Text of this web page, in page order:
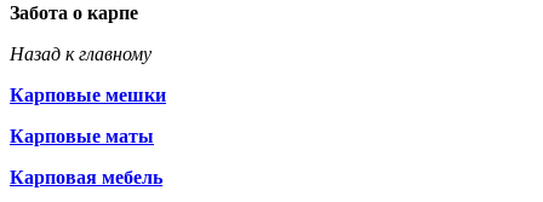
Забота о карпе
Назад к главному
Карповые мешки
Карповые маты
Карповая мебель